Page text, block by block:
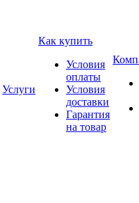
Услуги
Как купить
Условия
оплаты
Условия
доставки
Гарантия
на товар